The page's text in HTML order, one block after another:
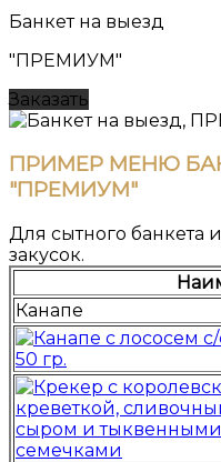
Банкет на выезд
"ПРЕМИУМ"
Заказать
ПРИМЕР МЕНЮ
"ПРЕМИУМ"
Для сытного банкета
закусок.
Канапе